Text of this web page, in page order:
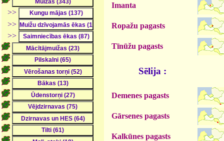
>>
>>
>>
Imanta
Ropažu pagasts
Tīnūžu pagasts
Sēlija :
Demenes pagasts
Gārsenes pagasts
Kalkūnes pagasts